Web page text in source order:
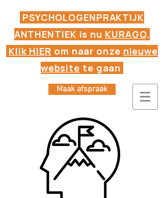
Maak afspraak
PSYCHOLOGENPRAKTIJK
ANTHENTIEK is nu KURAGO.
Klik HIER om naar onze nieuwe
website te gaan